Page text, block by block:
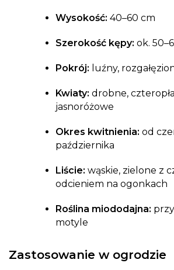
Wysokość: 40–60 cm
Szerokość kępy: ok.
Pokrój: luźny,
Kwiaty: drobne,
jasnoróżowe
Okres kwitnienia: od
października
Liście: wąskie, zielone z
odcieniem na ogonkach
Roślina miododajna:
motyle
Zastosowanie w ogrodzie